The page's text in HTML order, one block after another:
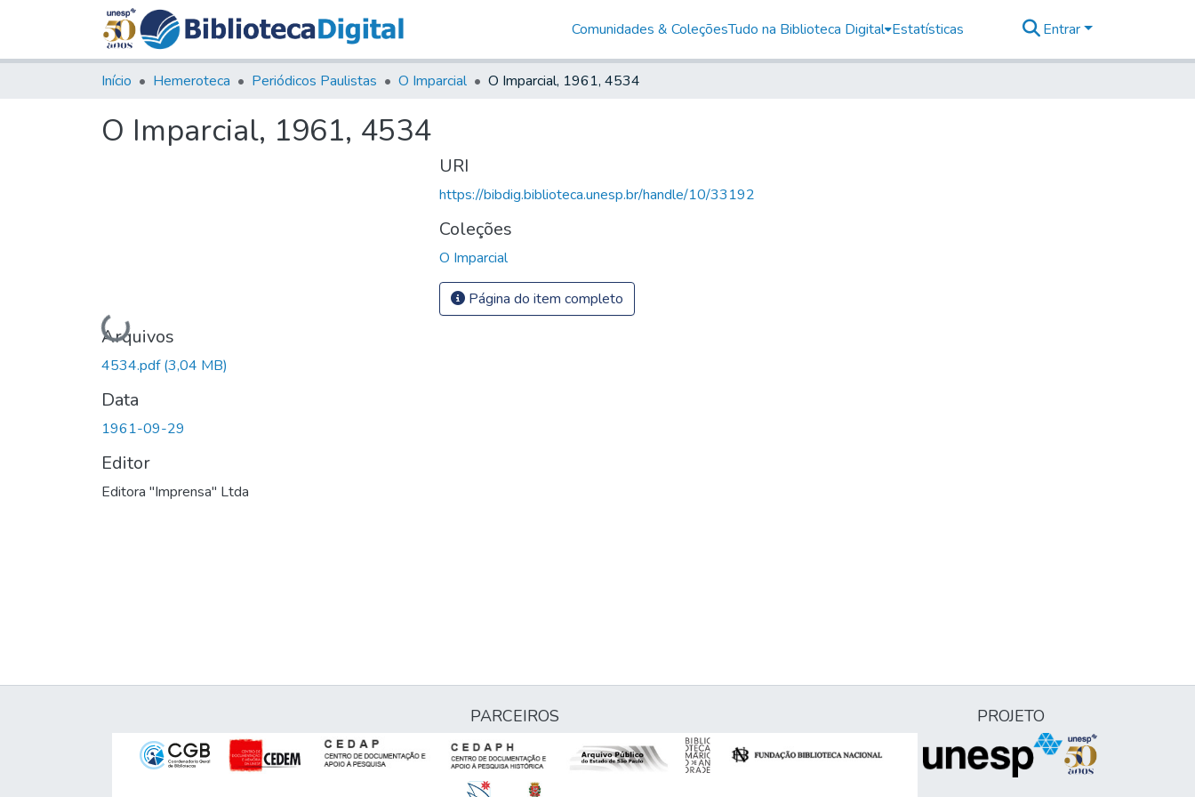
Comunidades & ColeçõesTudo na Biblioteca Digital Estatísticas Entrar
Início Hemeroteca Periódicos Paulistas O Imparcial O Imparcial, 1961, 4534
O Imparcial, 1961, 4534
Carregando...
Arquivos
4534.pdf(3,04 MB)
Data
1961-09-29
Editor
Editora "Imprensa" Ltda
URI
https://bibdig.biblioteca.unesp.br/handle/10/33192
Coleções
O Imparcial
Página do item completo
PARCEIROS PROJETO